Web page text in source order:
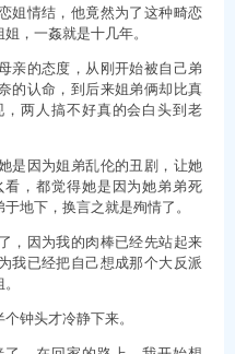
姐情结，他竟然为了这种畸恋
，一姦就是十几年。
亲的态度，从刚开始被自己弟
的认命，到后来姐弟俩却比真
两人搞不好真的会白头到老
是因为姐弟乱伦的丑剧，让她
，都觉得她是因为她弟弟死
地下，换言之就是殉情了。
，因为我的肉棒已经先站起来
我已经把自己想成那个大反派
钟头才冷静下来。